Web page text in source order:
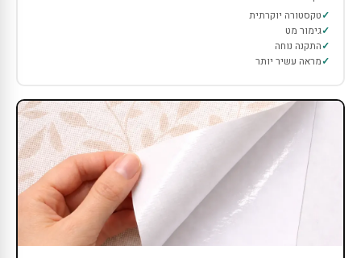
טקסטורה יוקרתית
גימור מט
התקנה נוחה
מראה עשיר יותר